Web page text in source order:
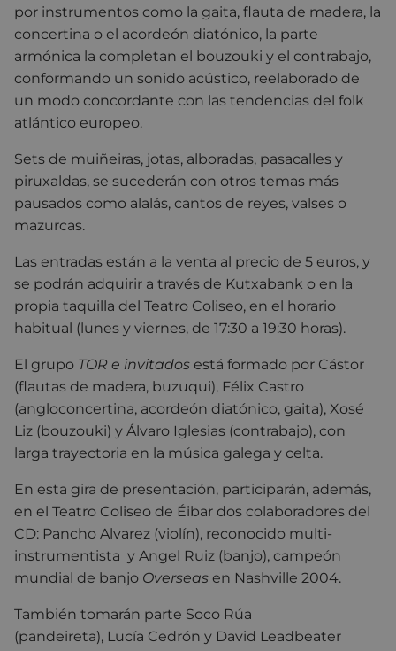
por instrumentos como la gaita, flauta de madera, la
concertina o el acordeón diatónico, la parte
armónica la completan el bouzouki y el contrabajo,
conformando un sonido acústico, reelaborado de
un modo concordante con las tendencias del folk
atlántico europeo.
Sets de muiñeiras, jotas, alboradas, pasacalles y
piruxaldas, se sucederán con otros temas más
pausados como alalás, cantos de reyes, valses o
mazurcas.
Las entradas están a la venta al precio de 5 euros, y
se podrán adquirir a través de Kutxabank o en la
propia taquilla del Teatro Coliseo, en el horario
habitual (lunes y viernes, de 17:30 a 19:30 horas).
El grupo TOR e invitados está formado por Cástor
(flautas de madera, buzuqui), Félix Castro
(angloconcertina, acordeón diatónico, gaita), Xosé
Liz (bouzouki) y Álvaro Iglesias (contrabajo), con
larga trayectoria en la música galega y celta.
En esta gira de presentación, participarán, además,
en el Teatro Coliseo de Éibar dos colaboradores del
CD: Pancho Alvarez (violín), reconocido multi-
instrumentista y Angel Ruiz (banjo), campeón
mundial de banjo Overseas en Nashville 2004.
También tomarán parte Soco Rúa
(pandeireta), Lucía Cedrón y David Leadbeater